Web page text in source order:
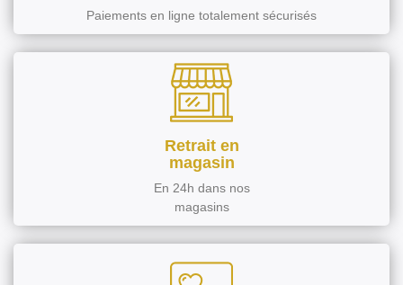
Paiements en ligne totalement sécurisés
Retrait en
magasin
En 24h dans nos
magasins